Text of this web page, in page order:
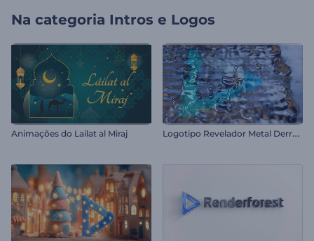
Na categoria Intros e Logos
Animações do Lailat al Miraj L
ogotipo Revelador Metal Derretido